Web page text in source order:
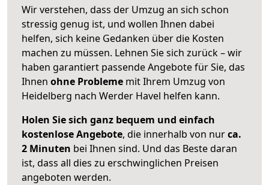
Wir verstehen, dass der Umzug an sich schon
stressig genug ist, und wollen Ihnen dabei
helfen, sich keine Gedanken über die Kosten
machen zu müssen. Lehnen Sie sich zurück – wir
haben garantiert passende Angebote für Sie, das
Ihnen ohne Probleme mit Ihrem Umzug von
Heidelberg nach Werder Havel helfen kann.
Holen Sie sich ganz bequem und einfach
kostenlose Angebote, die innerhalb von nurca.
2 Minuten bei Ihnen sind. Und das Beste daran
ist, dass all dies zu erschwinglichen Preisen
angeboten werden.